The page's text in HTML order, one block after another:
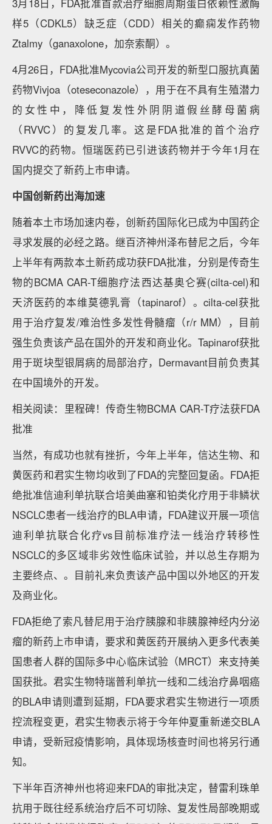
3月18日，FDA批准首款治疗细胞周期蛋白依赖性激酶
样5（CDKL5）缺乏症（CDD）相关的癫痫发作药物
Ztalmy（ganaxolone，加奈索酮）。
4月26日，FDA批准Mycovia公司开发的新型口服抗真菌
药物Vivjoa（oteseconazole），用于在不具有生殖潜力
的女性中，降低复发性外阴阴道假丝酵母菌病
（RVVC）的复发几率。这是FDA批准的首个治疗
RVVC的药物。恒瑞医药已引进该药物并于今年1月在
国内提交了新药上市申请。
中国创新药出海加速
随着本土市场加速内卷，创新药国际化已成为中国药企
寻求发展的必经之路。继百济神州泽布替尼之后，今年
上半年有两款本土新药成功获FDA批准，分别是传奇生
物的BCMA CAR-T细胞疗法西达基奥仑赛(cilta-cel)和
天济医药的本维莫德乳膏（tapinarof）。cilta-cel获批
用于治疗复发/难治性多发性骨髓瘤（r/r MM），目前
强生负责该产品在国外的开发和商业化。Tapinarof获批
用于斑块型银屑病的局部治疗，Dermavant目前负责其
在中国境外的开发。
相关阅读：里程碑！传奇生物BCMA CAR-T疗法获FDA
批准
当然，有成功也就有挫折，今年上半年，信达生物、和
黄医药和君实生物均收到了FDA的完整回复函。FDA拒
绝批准信迪利单抗联合培美曲塞和铂类化疗用于非鳞状
NSCLC患者一线治疗的BLA申请，FDA建议开展一项信
迪利单抗联合化疗vs目前标准疗法一线治疗转移性
NSCLC的多区域非劣效性临床试验，并以总生存期为
主要终点、。目前礼来负责该产品中国以外地区的开发
及商业化。
FDA拒绝了索凡替尼用于治疗胰腺和非胰腺神经内分泌
瘤的新药上市申请，要求和黄医药开展纳入更多代表美
国患者人群的国际多中心临床试验（MRCT）来支持美
国获批。君实生物特瑞普利单抗一线和二线治疗鼻咽癌
的BLA申请则遭到延期，FDA要求君实生物进行一项质
控流程变更，君实生物表示将于今年仲夏重新递交BLA
申请，受新冠疫情影响，具体现场核查时间也将另行通
知。
下半年百济神州也将迎来FDA的审批决定，替雷利珠单
抗用于既往经系统治疗后不可切除、复发性局部晚期或